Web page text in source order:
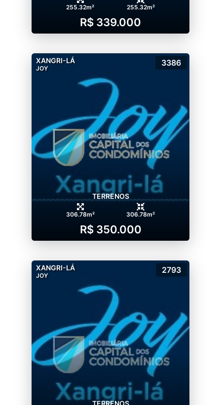
255.32m² 255.32m²
R$ 339.000
XANGRI-LÁ
JOY
3386
TERRENOS
306.78m² 306.78m²
R$ 350.000
XANGRI-LÁ
JOY
2793